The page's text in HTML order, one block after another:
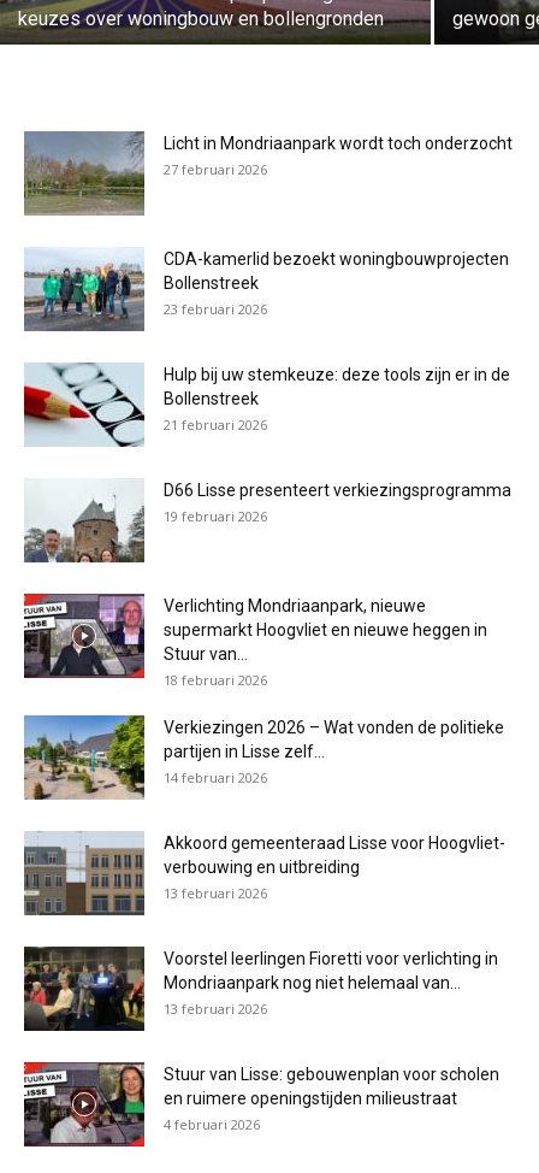
keuzes over woningbouw en bollengronden
gewoon
Licht in Mondriaanpark wordt toch onderzocht
27 februari 2026
CDA-kamerlid bezoekt woningbouwprojecten
Bollenstreek
23 februari 2026
Hulp bij uw stemkeuze: deze tools zijn er in de
Bollenstreek
21 februari 2026
D66 Lisse presenteert verkiezingsprogramma
19 februari 2026
Verlichting Mondriaanpark, nieuwe
supermarkt Hoogvliet en nieuwe heggen in
Stuur van...
18 februari 2026
Verkiezingen 2026 – Wat vonden de politieke
partijen in Lisse zelf...
14 februari 2026
Akkoord gemeenteraad Lisse voor Hoogvliet-
verbouwing en uitbreiding
13 februari 2026
Voorstel leerlingen Fioretti voor verlichting in
Mondriaanpark nog niet helemaal van...
13 februari 2026
Stuur van Lisse: gebouwenplan voor scholen
en ruimere openingstijden milieustraat
4 februari 2026